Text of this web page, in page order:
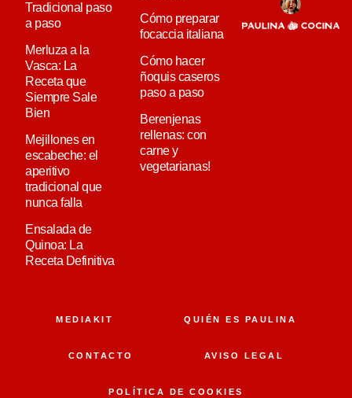
Tradicional paso
a paso
Merluza a la
Vasca: La
Receta que
Siempre Sale
Bien
Mejillones en
escabeche: el
aperitivo
tradicional que
nunca falla
Ensalada de
Quinoa: La
Receta Definitiva
Cómo preparar
focaccia italiana
Cómo hacer
ñoquis caseros
paso a paso
Berenjenas
rellenas: con
carne y
vegetarianas!
MEDIAKIT QUIÉN ES PAULINA
CONTACTO AVISO LEGAL
POLÍTICA DE COOKIES